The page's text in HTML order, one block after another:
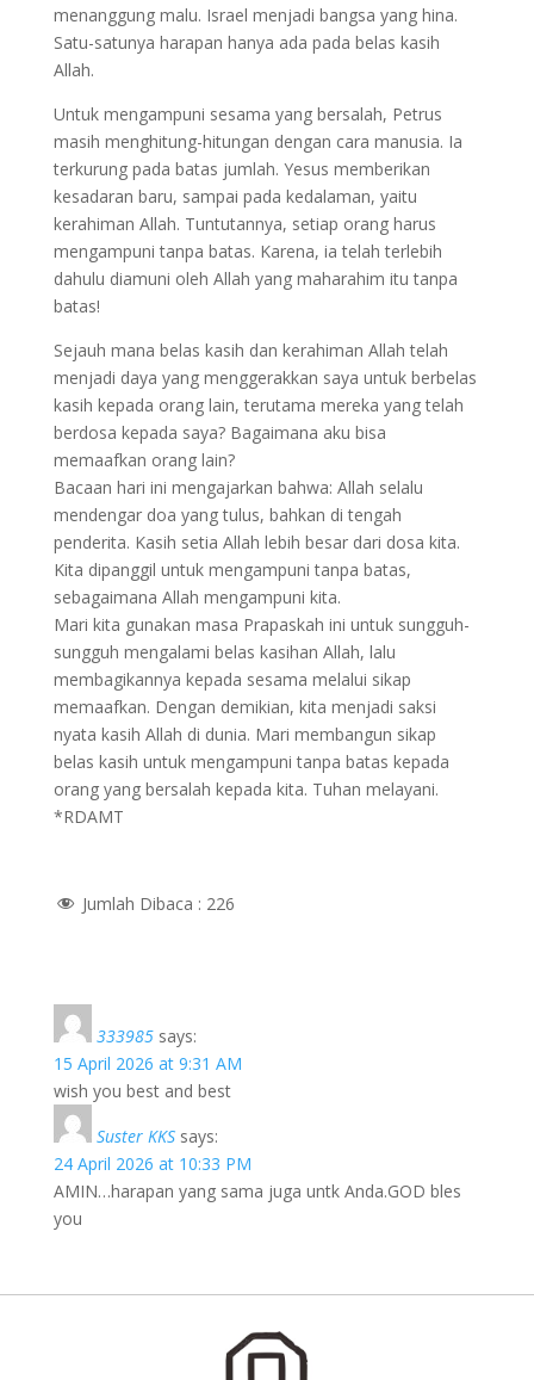
menanggung malu. Israel menjadi bangsa yang hina.
Satu-satunya harapan hanya ada pada belas kasih
Allah.
Untuk mengampuni sesama yang bersalah, Petrus
masih menghitung-hitungan dengan cara manusia. Ia
terkurung pada batas jumlah. Yesus memberikan
kesadaran baru, sampai pada kedalaman, yaitu
kerahiman Allah. Tuntutannya, setiap orang harus
mengampuni tanpa batas. Karena, ia telah terlebih
dahulu diamuni oleh Allah yang maharahim itu tanpa
batas!
Sejauh mana belas kasih dan kerahiman Allah telah
menjadi daya yang menggerakkan saya untuk berbelas
kasih kepada orang lain, terutama mereka yang telah
berdosa kepada saya? Bagaimana aku bisa
memaafkan orang lain?
Bacaan hari ini mengajarkan bahwa: Allah selalu
mendengar doa yang tulus, bahkan di tengah
penderita. Kasih setia Allah lebih besar dari dosa kita.
Kita dipanggil untuk mengampuni tanpa batas,
sebagaimana Allah mengampuni kita.
Mari kita gunakan masa Prapaskah ini untuk sungguh-
sungguh mengalami belas kasihan Allah, lalu
membagikannya kepada sesama melalui sikap
memaafkan. Dengan demikian, kita menjadi saksi
nyata kasih Allah di dunia. Mari membangun sikap
belas kasih untuk mengampuni tanpa batas kepada
orang yang bersalah kepada kita. Tuhan melayani.
*RDAMT
Jumlah Dibaca : 226
333985 says:
15 April 2026 at 9:31 AM
wish you best and best
Suster KKS says:
24 April 2026 at 10:33 PM
AMIN…harapan yang sama juga untk Anda.GOD bles
you